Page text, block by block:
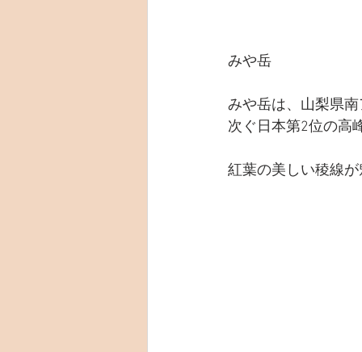
みや岳
みや岳は、山梨県
次ぐ日本第2位の高
紅葉の美しい稜線